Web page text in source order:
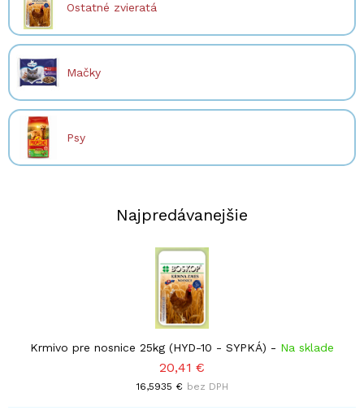
Ostatné zvieratá
Mačky
Psy
Najpredávanejšie
Krmivo pre nosnice 25kg (HYD-10 - SYPKÁ) - Na sklade
20,41 €
16,5935 € bez DPH